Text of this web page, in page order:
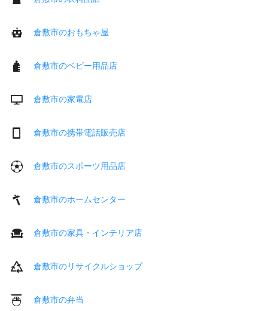
倉敷市のおもちゃ屋
倉敷市のベビー用品店
倉敷市の家電店
倉敷市の携帯電話販売店
倉敷市のスポーツ用品店
倉敷市のホームセンター
倉敷市の家具・インテリア店
倉敷市のリサイクルショップ
倉敷市の弁当